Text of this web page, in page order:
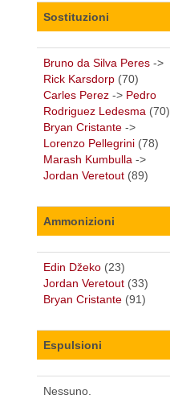
Sostituzioni
Bruno da Silva Peres ->
Rick Karsdorp (70)
Carles Perez -> Pedro
Rodriguez Ledesma (70)
Bryan Cristante ->
Lorenzo Pellegrini (78)
Marash Kumbulla ->
Jordan Veretout (89)
Ammonizioni
Edin Džeko (23)
Jordan Veretout (33)
Bryan Cristante (91)
Espulsioni
Nessuno.